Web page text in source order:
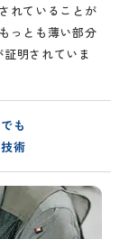
れていることが
っとも薄い部分
明されていま
も
術